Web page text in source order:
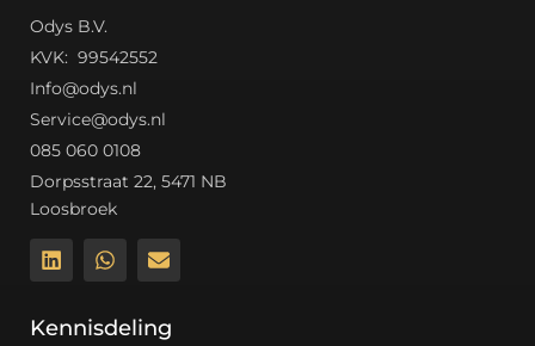
Odys B.V.
KVK: 99542552
Info@odys.nl
Service@odys.nl
085 060 0108
Dorpsstraat 22, 5471 NB
Loosbroek
Kennisdeling